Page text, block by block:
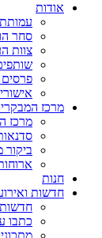
אודות
עמותת
סחר
צוות
פרסים
מרכז
מרכז
ביקור
חנות
חדשות
חדשות
כתבו